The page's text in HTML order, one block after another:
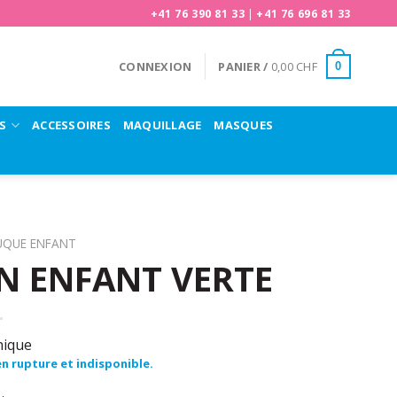
+41 76 390 81 33 | +41 76 696 81 33
CONNEXION PANIER / 0,00 CHF 0
ACCESSOIRES MAQUILLAGE MASQUES
ENFANT
ENFANT VERTE
rupture et indisponible.